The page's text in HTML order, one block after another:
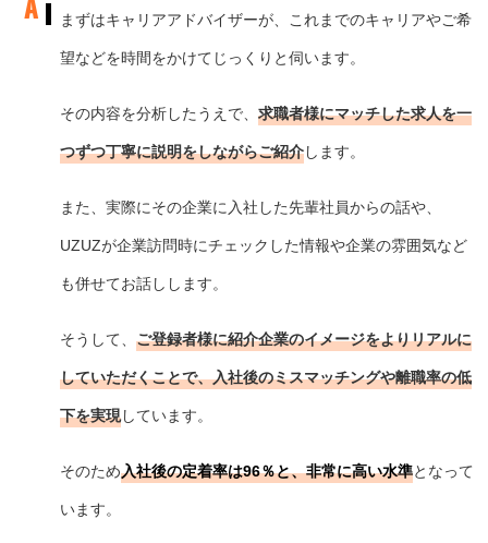
まずはキャリアアドバイザーが、これまでのキャリアやご希
望などを時間をかけてじっくりと伺います。
その内容を分析したうえで、 求職者様にマッチした求人を一
つずつ丁寧に説明をしながらご紹介します。
また、実際にその企業に入社した先輩社員からの話や、
UZUZが企業訪問時にチェックした情報や企業の雰囲気など
も併せてお話しします。
そうして、 ご登録者様に紹介企業のイメージをよりリアルに
していただくことで、入社後のミスマッチングや離職率の低
下を実現しています。
そのため入社後の定着率は96％と、非常に高い水準となって
います。